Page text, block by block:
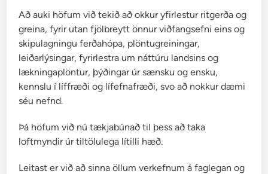
Að auki höfum við tekið að okkur yfirlestur ritgerða og
greina, fyrir utan fjölbreytt önnur viðfangsefni eins og
skipulagningu ferðahópa, plöntugreiningar,
leiðarlýsingar, fyrirlestra um náttúru landsins og
lækningaplöntur, þýðingar úr sænsku og ensku,
kennslu í líffræði og lífefnafræði, svo að nokkur dæmi
séu nefnd.
Þá höfum við nú tækjabúnað til þess að taka
loftmyndir úr tiltölulega lítilli hæð.
Leitast er við að sinna öllum verkefnum á faglegan og